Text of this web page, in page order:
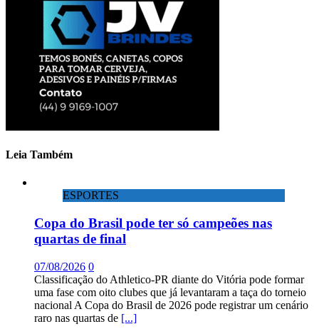
Leia Também
ESPORTES
Copa do Brasil pode ter só campeões nas
quartas de final
07/08/2026 0
Classificação do Athletico-PR diante do Vitória pode formar
uma fase com oito clubes que já levantaram a taça do torneio
nacional A Copa do Brasil de 2026 pode registrar um cenário
raro nas quartas de [...]